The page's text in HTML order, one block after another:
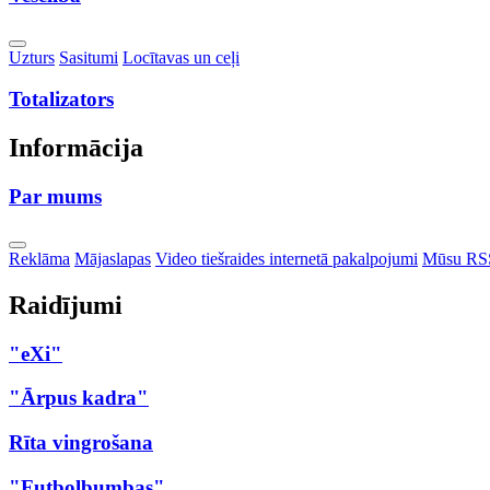
Toggle
Dropdown
Uzturs Sasitumi Locītavas un ceļi
Totalizators
Informācija
Par mums
Toggle
Dropdown
Reklāma Mājaslapas Video tiešraides internetā pakalpojumi Mūsu
Raidījumi
"eXi"
"Ārpus kadra"
Rīta vingrošana